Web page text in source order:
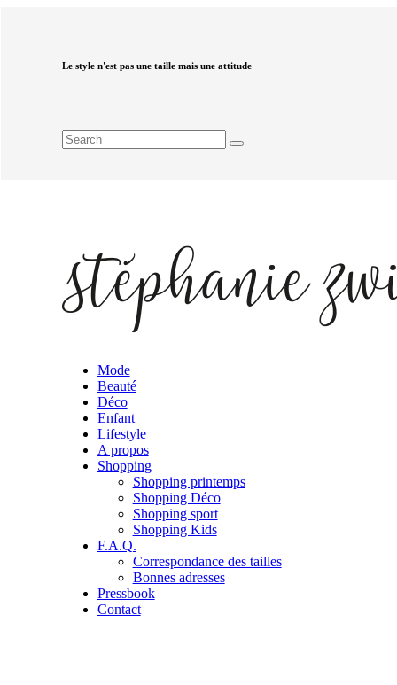
Le style n'est pas une taille mais une attitude
Mode
Beauté
Déco
Enfant
Lifestyle
A propos
Shopping
Shopping printemps
Shopping Déco
Shopping sport
Shopping Kids
F.A.Q.
Correspondance des tailles
Bonnes adresses
Pressbook
Contact